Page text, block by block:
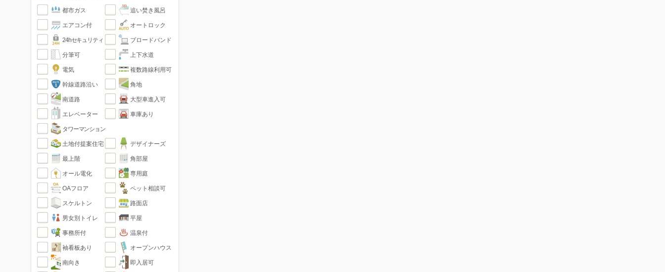
都市ガス 追い焚き風呂
エアコン付 オートロック
24hセキュリティ ブロードバンド
分筆可 上下水道
電気 複数路線利用可
幹線道路沿い 角地
南道路 大型車進入可
エレベーター 車庫あり
タワーマンション
土地付提案住宅 デザイナーズ
最上階 角部屋
オール電化 専用庭
OAフロア ペット相談可
スケルトン 路面店
男女別トイレ 平屋
事務所付 温泉付
袖看板あり オープンハウス
南向き 即入居可